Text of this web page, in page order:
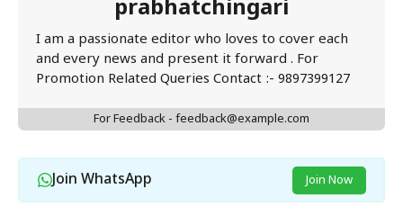
prabhatchingari
I am a passionate editor who loves to cover each
and every news and present it forward . For
Promotion Related Queries Contact :- 9897399127
For Feedback - feedback@example.com
Join WhatsApp Join Now